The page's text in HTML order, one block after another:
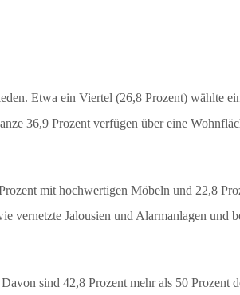
Etwa ein Viertel (26,8 Prozent) wählte
36,9 Prozent verfügen über eine
mit hochwertigen Möbeln und 22,8
vernetzte Jalousien und Alarmanlagen und
sind 42,8 Prozent mehr als 50 Prozent